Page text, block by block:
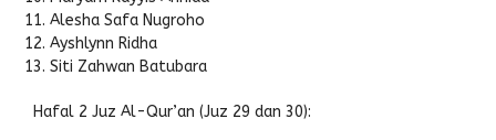
Alesha Safa Nugroho
Ayshlynn Ridha
Siti Zahwan Batubara
Hafal 2 Juz Al-Qur’an (Juz 29 dan 30):